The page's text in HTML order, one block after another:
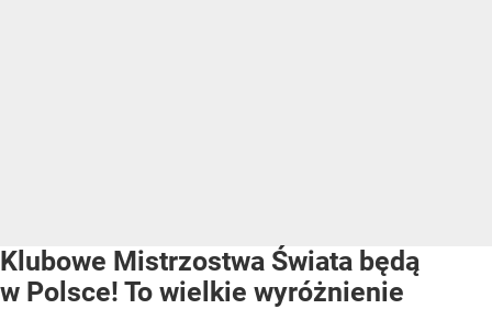
Klubowe Mistrzostwa Świata będą
w Polsce! To wielkie wyróżnienie